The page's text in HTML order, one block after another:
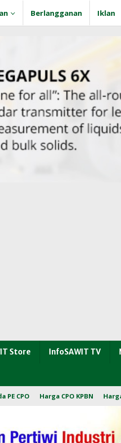
Berlangganan Iklan
Store InfoSAWIT TV
PE CPO Harga CPO KPBN